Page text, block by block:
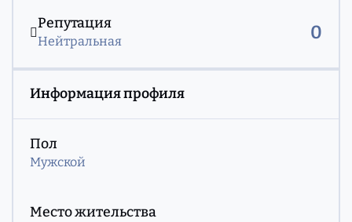
Репутация
Нейтральная 0
Информация профиля
Пол
Мужской
Место жительства